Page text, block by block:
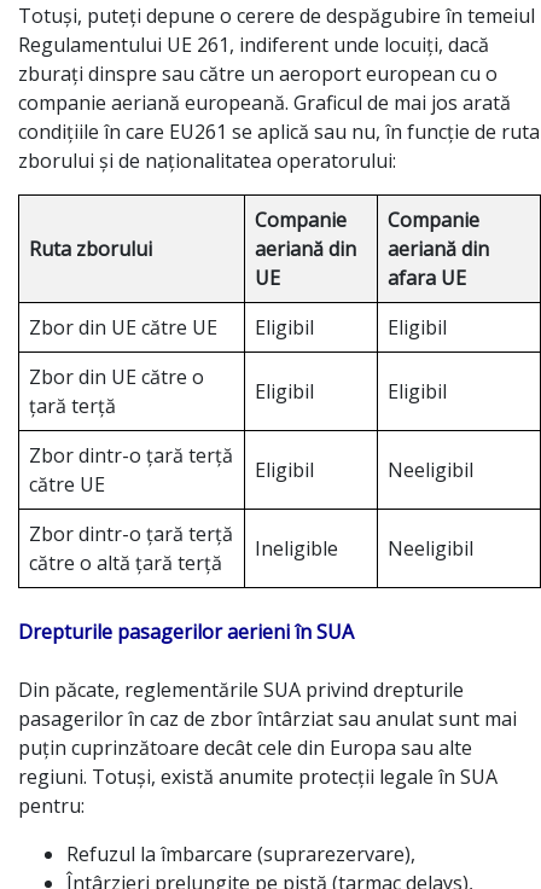
Totuși, puteți depune o cerere de despăgubire în temeiul
Regulamentului UE 261, indiferent unde locuiți, dacă
zburați dinspre sau către un aeroport european cu o
companie aeriană europeană. Graficul de mai jos arată
condițiile în care EU261 se aplică sau nu, în funcție de ruta
zborului și de naționalitatea operatorului:
Ruta zborului
Companie
aeriană din
UE
Companie
aeriană din
afara UE
Zbor din UE către UE
Eligibil
Eligibil
Zbor din UE către o
țară terță
Eligibil Eligibil
Zbor dintr-o țară terță
către UE
Eligibil Neeligibil
Zbor dintr-o țară terță
către o altă țară terță
Ineligible Neeligibil
Drepturile pasagerilor aerieni în SUA
Din păcate, reglementările SUA privind drepturile
pasagerilor în caz de zbor întârziat sau anulat sunt mai
puțin cuprinzătoare decât cele din Europa sau alte
regiuni. Totuși, există anumite protecții legale în SUA
pentru:
Refuzul la îmbarcare (suprarezervare),
Întârzieri prelungite pe pistă (tarmac delays),